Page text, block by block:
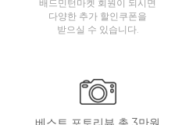
배드민턴마켓 회원이 되시면
다양한 추가 할인쿠폰을
받으실 수 있습니다.